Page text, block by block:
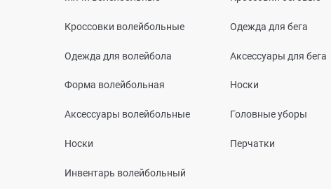
Кроссовки волейбольные
Одежда для волейбола
Форма волейбольная
Аксессуары волейбольные
Носки
Инвентарь волейбольный
Одежда для бега
Аксессуары для бега
Носки
Головные уборы
Перчатки